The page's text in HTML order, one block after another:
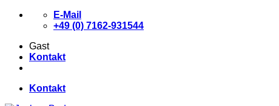
Zum
E-Mail
+49 (0) 7162-931544
Gast
Kontakt
Kontakt